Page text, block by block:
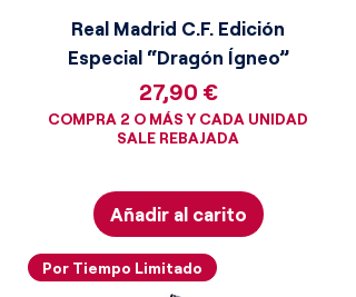
Real Madrid C.F. Edición
Especial “Dragón Ígneo”
Precio
27,90 €
COMPRA 2 O MÁS Y CADA UNIDAD
SALE REBAJADA
Añadir al carito
Por Tiempo Limitado